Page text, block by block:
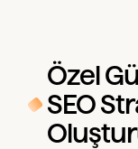
Özel
SEO